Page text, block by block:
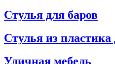
Стулья для баров
Стулья из пластика
Уличная мебель